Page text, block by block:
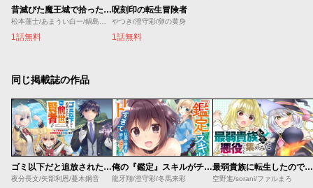
昔滅びた魔王城で拾った犬は、実は伝説の魔獣でした ～隠れ最強職《羊飼い》な貴族の三男坊、いずれ、百魔獣の王となる～
1話無料
呪刻印の転生冒険者
やつき/澄守彩/卵の黄身
1話無料
同じ掲載誌の作品
ゴミ以下だと追放された使用人、実は前世賢者です ～史上最強の賢者、世界最高峰の学園に通う～
夜分長文/矢部利恩/蔓木鋼音
俺の『鑑定』スキルがチートすぎて
龍牙翔/澄守彩/冬馬来彩
最弱貴族に転生したので悪役たちを集めてみた
空野進/sorani/ファルまろ